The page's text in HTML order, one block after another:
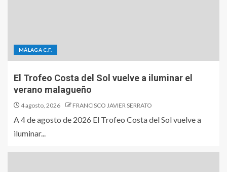
MÁLAGA C.F.
El Trofeo Costa del Sol vuelve a iluminar el
verano malagueño
4 agosto, 2026 FRANCISCO JAVIER SERRATO
A 4 de agosto de 2026 El Trofeo Costa del Sol vuelve a
iluminar...